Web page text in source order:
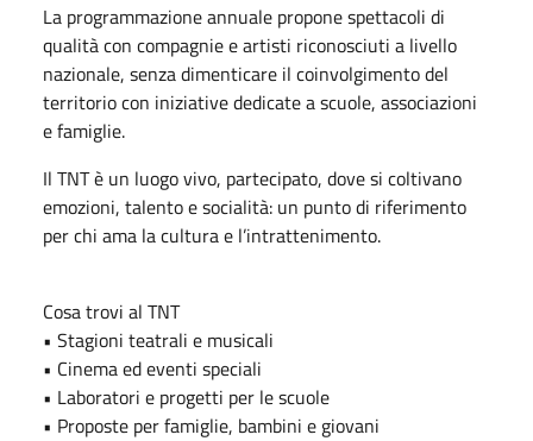
La programmazione annuale propone spettacoli di
qualità con compagnie e artisti riconosciuti a livello
nazionale, senza dimenticare il coinvolgimento del
territorio con iniziative dedicate a scuole, associazioni
e famiglie.
Il TNT è un luogo vivo, partecipato, dove si coltivano
emozioni, talento e socialità: un punto di riferimento
per chi ama la cultura e l’intrattenimento.
Cosa trovi al TNT
• Stagioni teatrali e musicali
• Cinema ed eventi speciali
• Laboratori e progetti per le scuole
• Proposte per famiglie, bambini e giovani